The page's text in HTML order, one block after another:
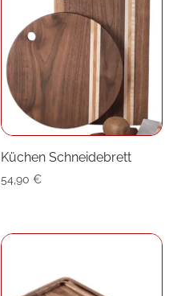
Küchen Schneidebrett
54,90€